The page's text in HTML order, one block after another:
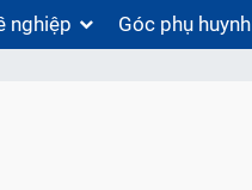
nghiệp Góc phụ huynh